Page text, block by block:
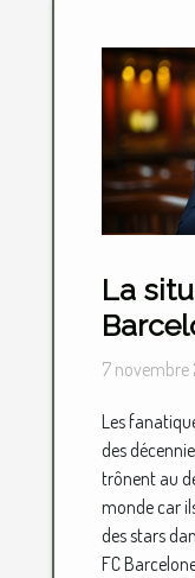
La
7 novembre
Les
des
trônent au
monde car
des stars
FC